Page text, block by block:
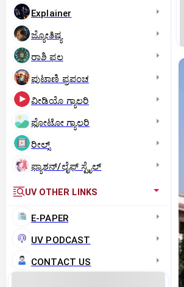
Explainer
ಜ್ಯೋತಿಷ್ಯ
ರಾಶಿ ಫಲ
ಪುಟಾಣಿ ಪ್ರಪಂಚ
ವೀಡಿಯೊ ಗ್ಯಾಲರಿ
ಫೋಟೋ ಗ್ಯಾಲರಿ
ರೀಲ್ಸ್
ಫ್ಯಾಶನ್/ಲೈಫ್‌ ಸ್ಟೈಲ್
UV OTHER LINKS
E-PAPER
UV PODCAST
CONTACT US